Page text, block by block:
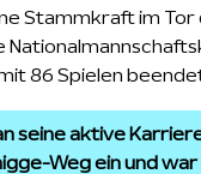
Stammkraft im Tor
86 Spielen
seine aktive
Weg ein und war